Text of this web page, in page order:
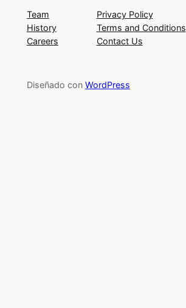
Team
History
Careers
Privacy Policy
Terms and Conditions
Contact Us
Diseñado con WordPress